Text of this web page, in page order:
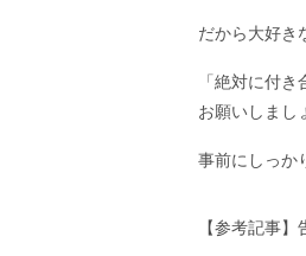
だから大好き
「絶対に付
お願いしまし
事前にしっか
【参考記事